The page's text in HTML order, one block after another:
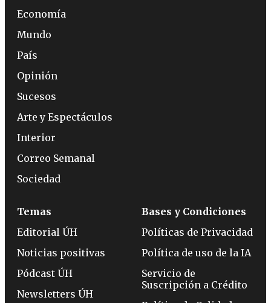
Economía
Mundo
País
Opinión
Sucesos
Arte y Espectáculos
Interior
Correo Semanal
Sociedad
Temas
Editorial ÚH
Noticias positivas
Pódcast ÚH
Newsletters ÚH
Bases y Condiciones
Políticas de Privacidad
Política de uso de la IA
Servicio de
Suscripción a Crédito